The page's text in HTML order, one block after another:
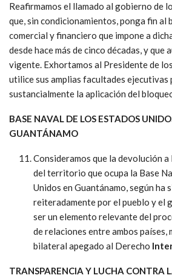
Reafirmamos el llamado al gobierno de
que, sin condicionamientos, ponga fin al
comercial y financiero que impone a
desde hace más de cinco décadas, y que
vigente. Exhortamos al Presidente de
utilice sus amplias facultades ejecutivas
sustancialmente la aplicación del
BASE NAVAL DE LOS ESTADOS
GUANTÁNAMO
Consideramos que la devolución a
del territorio que ocupa la Base
Unidos en Guantánamo, según ha
reiteradamente por el pueblo y el
ser un elemento relevante del
de relaciones entre ambos países,
bilateral apegado al Derecho
TRANSPARENCIA Y LUCHA CONTRA